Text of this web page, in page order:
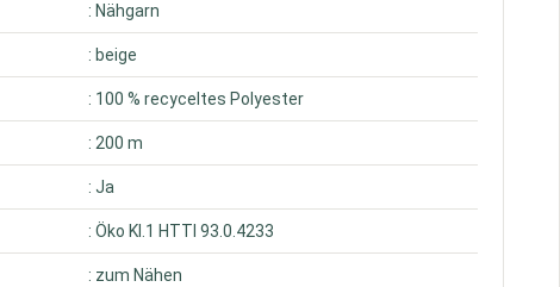
: Nähgarn
: beige
: 100 % recyceltes Polyester
: 200 m
: Ja
: Öko Kl.1 HTTI 93.0.4233
: zum Nähen